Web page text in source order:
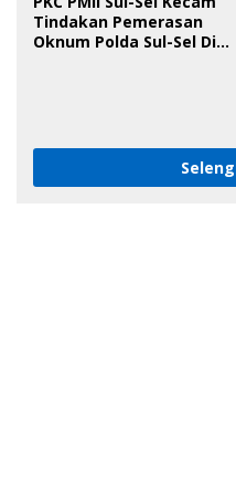
Tindakan Pemerasan
Oknum Polda Sul-Sel Di